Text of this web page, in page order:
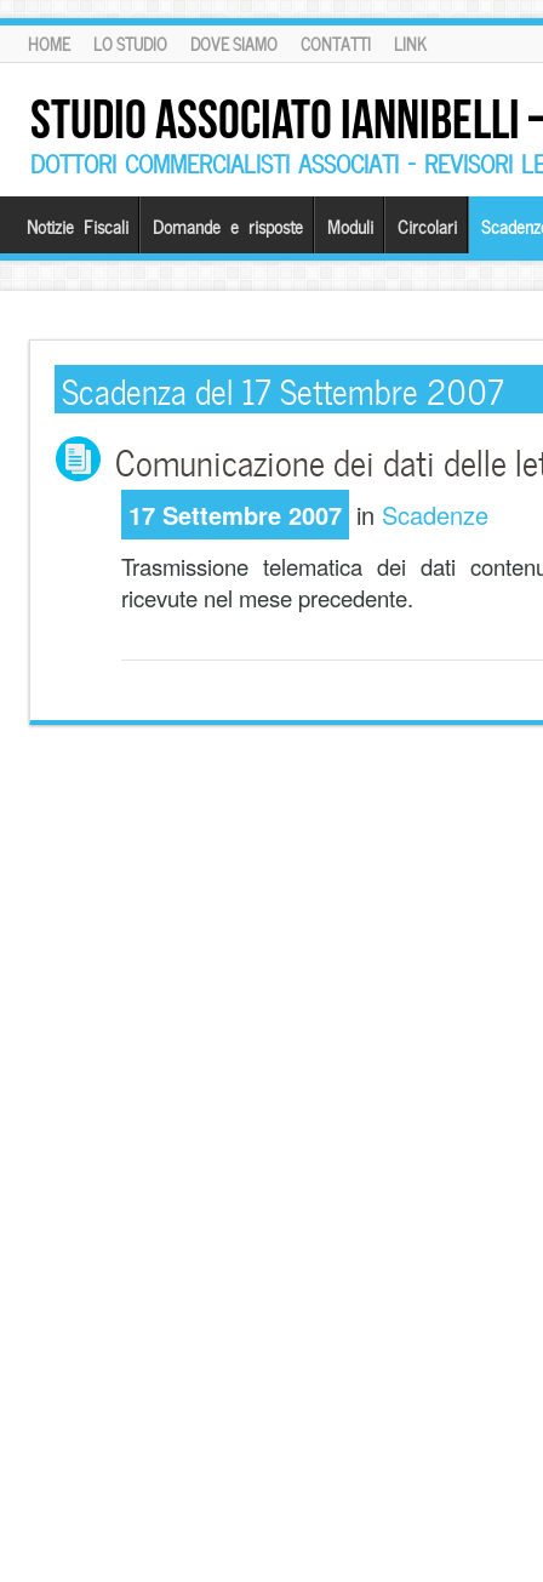
HOME LO STUDIO DOVE SIAMO CONTATTI LINK
STUDIO ASSOCIATO
DOTTORI COMMERCIALISTI ASSOCIATI – REVISORI
Notizie Fiscali Domande e risposte Moduli Circolari
Scadenza del 17 Settembre 2007
Comunicazione dei dati delle
17 Settembre 2007 in Scadenze
Trasmissione telematica dei dati
ricevute nel mese precedente.